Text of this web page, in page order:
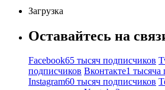
Загрузка
Оставайтесь на
Facebook65 тысяч подписчиков
подписчиков Вконтакте1 тысяча
Instagram60 тысяч подписчиков